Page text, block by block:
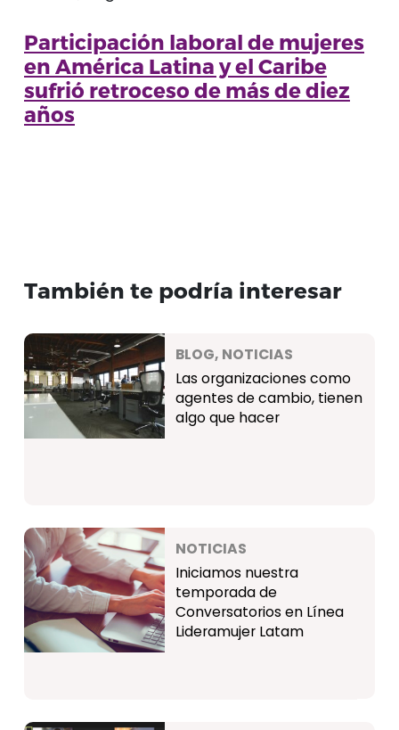
Participación laboral de mujeres
en América Latina y el Caribe
sufrió retroceso de más de diez
años
También te podría interesar
BLOG, NOTICIAS
Las organizaciones como
agentes de cambio, tienen
algo que hacer
NOTICIAS
Iniciamos nuestra
temporada de
Conversatorios en Línea
Lideramujer Latam